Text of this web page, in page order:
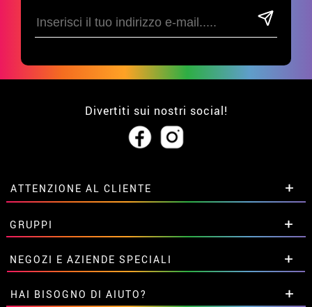
Divertiti sui nostri social!
ATTENZIONE AL CLIENTE
• Su di noi
• Condizioni di vendita
• Avviso legale privacy
• Attenzione al cliente
• Utilizzo dei cookies
GRUPPI
Sconti speciali per gruppi.
Contattaci qui
NEGOZI E AZIENDE SPECIALI
Sconti speciali per gruppi.
HAI BISOGNO DI AIUTO?